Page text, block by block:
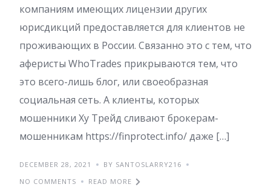
компаниям имеющих лицензии других
юрисдикций предоставляется для клиентов не
проживающих в России. Связанно это с тем, что
аферисты WhoTrades прикрываются тем, что
это всего-лишь блог, или своеобразная
социальная сеть. А клиенты, которых
мошенники Ху Трейд сливают брокерам-
мошенникам https://finprotect.info/ даже […]
DECEMBER 28, 2021
BY SANTOSLARRY216
NO COMMENTS
READ MORE